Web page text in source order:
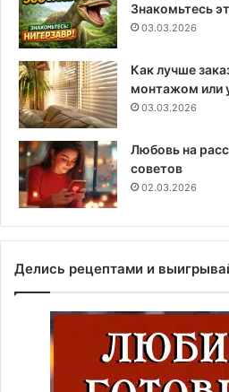
Знакомьтесь
03.03.2026
Как лучше
монтажом или
03.03.2026
Любовь на
советов
02.03.2026
Делись рецептами и